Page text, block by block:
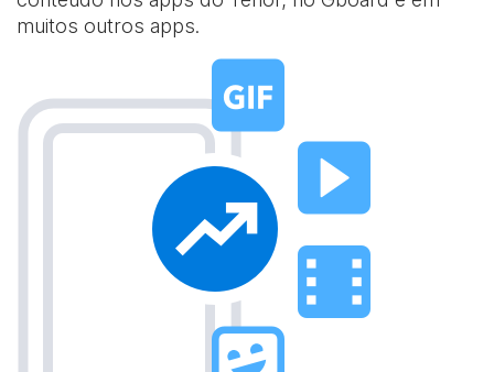
muitos outros apps.